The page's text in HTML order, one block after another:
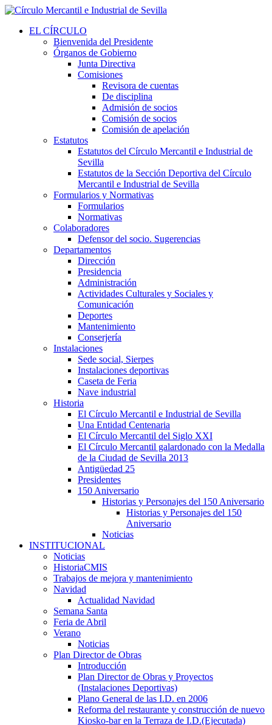
EL CÍRCULO
Bienvenida del Presidente
Órganos de Gobierno
Junta Directiva
Comisiones
Revisora de cuentas
De disciplina
Admisión de socios
Comisión de socios
Comisión de apelación
Estatutos
Estatutos del Círculo Mercantil e Industrial de
Sevilla
Estatutos de la Sección Deportiva del Círculo
Mercantil e Industrial de Sevilla
Formularios y Normativas
Formularios
Normativas
Colaboradores
Defensor del socio. Sugerencias
Departamentos
Dirección
Presidencia
Administración
Actividades Culturales y Sociales y
Comunicación
Deportes
Mantenimiento
Conserjería
Instalaciones
Sede social, Sierpes
Instalaciones deportivas
Caseta de Feria
Nave industrial
Historia
El Círculo Mercantil e Industrial de Sevilla
Una Entidad Centenaria
El Círculo Mercantil del Siglo XXI
El Círculo Mercantil galardonado con la Medalla
de la Ciudad de Sevilla 2013
Antigüedad 25
Presidentes
150 Aniversario
Historias y Personajes del 150 Aniversario
Historias y Personajes del 150
Aniversario
Noticias
INSTITUCIONAL
Noticias
HistoriaCMIS
Trabajos de mejora y mantenimiento
Navidad
Actualidad Navidad
Semana Santa
Feria de Abril
Verano
Noticias
Plan Director de Obras
Introducción
Plan Director de Obras y Proyectos
(Instalaciones Deportivas)
Plano General de las I.D. en 2006
Reforma del restaurante y construcción de nuevo
Kiosko-bar en la Terraza de I.D.(Ejecutada)